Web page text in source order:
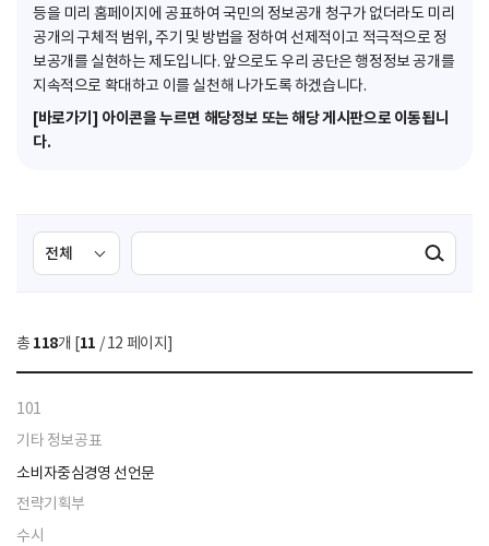
등을 미리 홈페이지에 공표하여 국민의 정보공개 청구가 없더라도 미리
공개의 구체적 범위, 주기 및 방법을 정하여 선제적이고 적극적으로 정
보공개를 실현하는 제도입니다. 앞으로도 우리 공단은 행정정보 공개를
지속적으로 확대하고 이를 실천해 나가도록 하겠습니다.
[바로가기] 아이콘을 누르면 해당정보 또는 해당 게시판으로 이동됩니
다.
검
색
선
택
색
검색실행
총 118개 [11 / 12 페이지]
101
기타 정보공표
소비자중심경영 선언문
전략기획부
수시